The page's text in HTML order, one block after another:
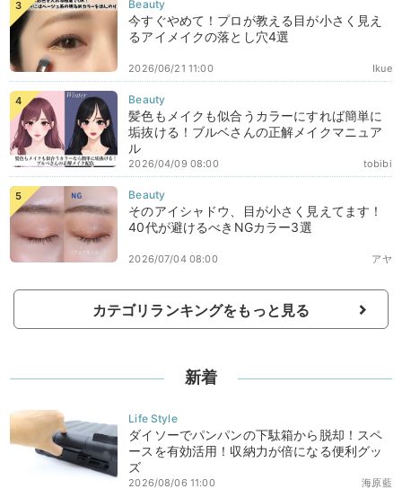
今すぐやめて！プロが教える目が小さく見え
るアイメイクの落とし穴4選
Ikue
2026/06/21 11:00
髪色もメイクも似合うカラーにすれば簡単に
垢抜ける！ブルベさんの正解メイクマニュア
ル
tobibi
2026/04/09 08:00
そのアイシャドウ、目が小さく見えてます！
40代が避けるべきNGカラー3選
アヤ
2026/07/04 08:00
カテゴリランキングをもっと見る
新着
ダイソーでパンパンの下駄箱から脱却！スペ
ースを有効活用！収納力が倍になる便利グッ
ズ
海原藍
2026/08/06 11:00